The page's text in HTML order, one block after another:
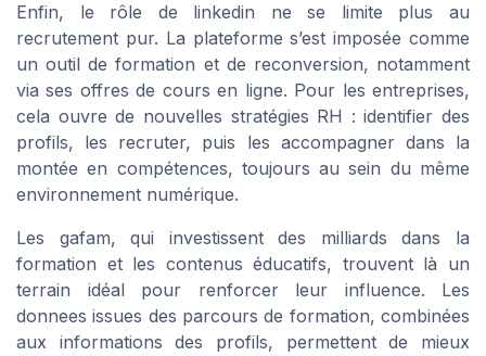
Enfin, le rôle de linkedin ne se limite plus au
recrutement pur. La plateforme s’est imposée comme
un outil de formation et de reconversion, notamment
via ses offres de cours en ligne. Pour les entreprises,
cela ouvre de nouvelles stratégies RH : identifier des
profils, les recruter, puis les accompagner dans la
montée en compétences, toujours au sein du même
environnement numérique.
Les gafam, qui investissent des milliards dans la
formation et les contenus éducatifs, trouvent là un
terrain idéal pour renforcer leur influence. Les
donnees issues des parcours de formation, combinées
aux informations des profils, permettent de mieux